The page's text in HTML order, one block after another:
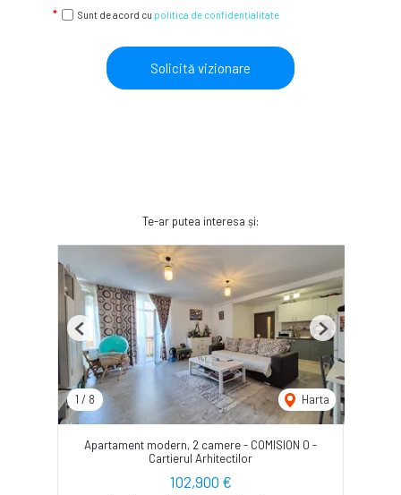
Sunt de acord cu politica de confidențialitate
Solicită vizionare
Te-ar putea interesa și:
1 / 8 Harta
Previous Next
Apartament modern, 2 camere - COMISION 0 -
Cartierul Arhitectilor
102,900 €